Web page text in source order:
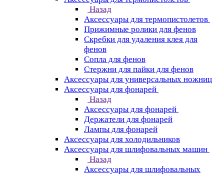
Назад
Аксессуары для термопистолетов
Прижимные ролики для фенов
Скребки для удаления клея для
фенов
Сопла для фенов
Стержни для пайки для фенов
Аксессуары для универсальных ножниц
Аксессуары для фонарей
Назад
Аксессуары для фонарей
Держатели для фонарей
Лампы для фонарей
Аксессуары для холодильников
Аксессуары для шлифовальных машин
Назад
Аксессуары для шлифовальных